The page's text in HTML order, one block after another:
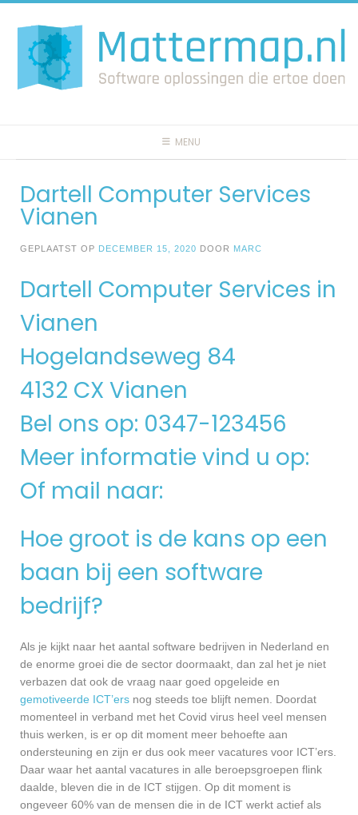
naar
inhoud
MENU
Dartell Computer Services
Vianen
GEPLAATST OP DECEMBER 15, 2020 DOOR MARC
Dartell Computer Services in
Vianen
Hogelandseweg 84
4132 CX Vianen
Bel ons op: 0347-123456
Meer informatie vind u op:
Of mail naar:
Hoe groot is de kans op een
baan bij een software
bedrijf?
Als je kijkt naar het aantal software bedrijven in Nederland en
de enorme groei die de sector doormaakt, dan zal het je niet
verbazen dat ook de vraag naar goed opgeleide en
gemotiveerde ICT’ers nog steeds toe blijft nemen. Doordat
momenteel in verband met het Covid virus heel veel mensen
thuis werken, is er op dit moment meer behoefte aan
ondersteuning en zijn er dus ook meer vacatures voor ICT’ers.
Daar waar het aantal vacatures in alle beroepsgroepen flink
daalde, bleven die in de ICT stijgen. Op dit moment is
ongeveer 60% van de mensen die in de ICT werkt actief als